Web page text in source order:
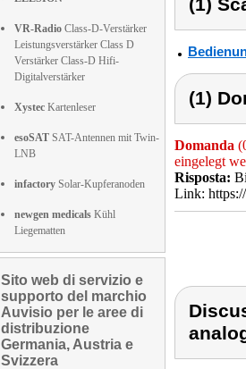
VR-Radio Class-D-Verstärker
Leistungsverstärker Class D
Verstärker Class-D Hifi-
Digitalverstärker
Xystec Kartenleser
esoSAT SAT-Antennen mit Twin-
LNB
infactory Solar-Kupferanoden
newgen medicals Kühl
Liegematten
Sito web di servizio e
supporto del marchio
Auvisio per le aree di
distribuzione
Germania, Austria e
Svizzera
(1)
(1)
Domanda
eingelegt
Risposta:
Link: